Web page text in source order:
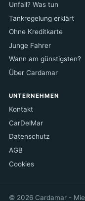
Unfall? Was tun
Tankregelung erklärt
Ohne Kreditkarte
Junge Fahrer
Wann am günstigsten?
Über Cardamar
UNTERNEHMEN
Kontakt
CarDelMar
Datenschutz
AGB
Cookies
© 2026 Cardamar -